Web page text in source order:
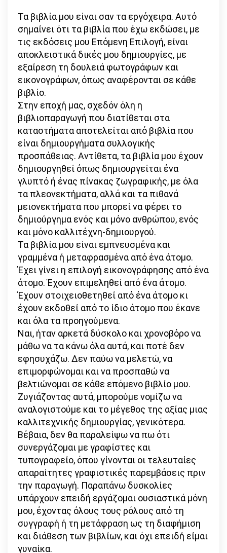
Τα βιβλία μου είναι σαν τα εργόχειρα. Αυτό
σημαίνει ότι τα βιβλία που έχω εκδώσει, με
τις εκδόσεις μου Επόμενη Επιλογή, είναι
αποκλειστικά δικές μου δημιουργίες, με
εξαίρεση τη δουλειά φωτογράφων και
εικονογράφων, όπως αναφέρονται σε κάθε
βιβλίο.
Στην εποχή μας, σχεδόν όλη η
βιβλιοπαραγωγή που διατίθεται στα
καταστήματα αποτελείται από βιβλία που
είναι δημιουργήματα συλλογικής
προσπάθειας. Αντίθετα, τα βιβλία μου έχουν
δημιουργηθεί όπως δημιουργείται ένα
γλυπτό ή ένας πίνακας ζωγραφικής, με όλα
τα πλεονεκτήματα, αλλά και τα πιθανά
μειονεκτήματα που μπορεί να φέρει το
δημιούργημα ενός και μόνο ανθρώπου, ενός
και μόνο καλλιτέχνη-δημιουργού.
Τα βιβλία μου είναι εμπνευσμένα και
γραμμένα ή μεταφρασμένα από ένα άτομο.
Έχει γίνει η επιλογή εικονογράφησης από ένα
άτομο. Έχουν επιμεληθεί από ένα άτομο.
Έχουν στοιχειοθετηθεί από ένα άτομο κι
έχουν εκδοθεί από το ίδιο άτομο που έκανε
και όλα τα προηγούμενα.
Ναι, ήταν αρκετά δύσκολο και χρονοβόρο να
μάθω να τα κάνω όλα αυτά, και ποτέ δεν
εφησυχάζω. Δεν παύω να μελετώ, να
επιμορφώνομαι και να προσπαθώ να
βελτιώνομαι σε κάθε επόμενο βιβλίο μου.
Ζυγιάζοντας αυτά, μπορούμε νομίζω να
αναλογιστούμε και το μέγεθος της αξίας μιας
καλλιτεχνικής δημιουργίας, γενικότερα.
Βέβαια, δεν θα παραλείψω να πω ότι
συνεργάζομαι με γραφίστες και
τυπογραφείο, όπου γίνονται οι τελευταίες
απαραίτητες γραφιστικές παρεμβάσεις πριν
την παραγωγή. Παραπάνω δυσκολίες
υπάρχουν επειδή εργάζομαι ουσιαστικά μόνη
μου, έχοντας όλους τους ρόλους από τη
συγγραφή ή τη μετάφραση ως τη διαφήμιση
και διάθεση των βιβλίων, και όχι επειδή είμαι
γυναίκα.